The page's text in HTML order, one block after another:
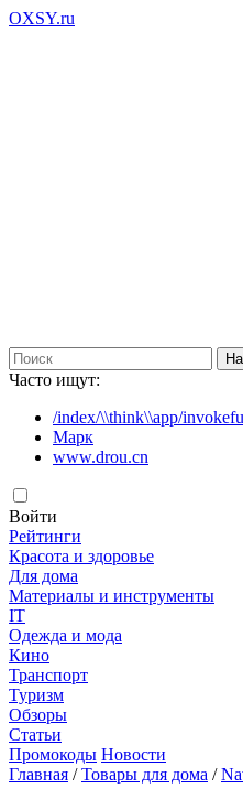
OXSY.ru
Часто ищут:
/index/\\think\\app/
Марк
www.drou.cn
Войти
Рейтинги
Красота и здоровье
Для дома
Материалы и инструменты
IT
Одежда и мода
Кино
Транспорт
Туризм
Обзоры
Статьи
Промокоды Новости
Главная /Товары для дома /